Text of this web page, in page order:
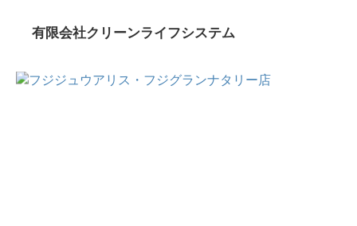
有限会社クリーンライフシステム